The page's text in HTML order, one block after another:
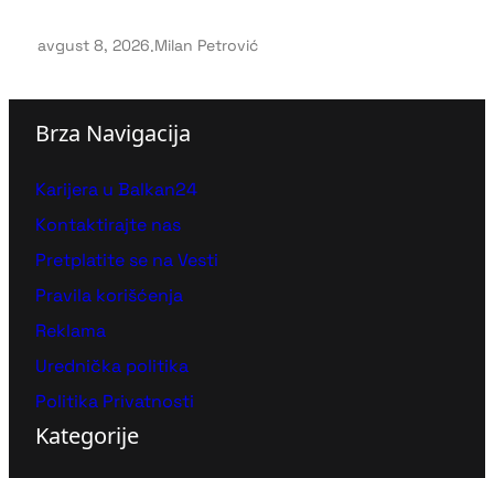
avgust 8, 2026.Milan Petrović
Brza Navigacija
Karijera u Balkan24
Kontaktirajte nas
Pretplatite se na Vesti
Pravila korišćenja
Reklama
Urednička politika
Politika Privatnosti
Kategorije